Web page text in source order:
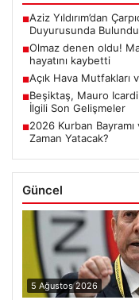
■Aziz Yıldırım’dan
Duyurusunda Bulundu
■Olmaz denen oldu!
hayatını kaybetti
■Açık Hava Mutfakları
■Beşiktaş, Mauro Icardi
İlgili Son Gelişmeler
■2026 Kurban
Zaman Yatacak?
Güncel
5 Ağustos 2026